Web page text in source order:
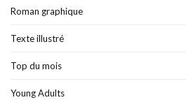
Roman graphique
Texte illustré
Top du mois
Young Adults